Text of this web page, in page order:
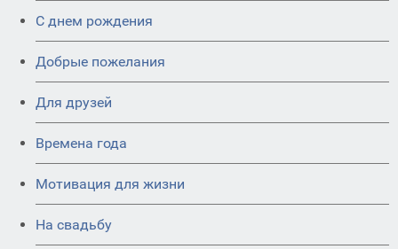
C днем рождения
Добрые пожелания
Для друзей
Времена года
Мотивация для жизни
На свадьбу